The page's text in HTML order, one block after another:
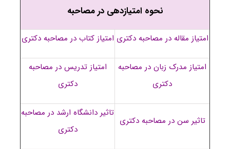
نحوه امتیازدهی در مصاحبه
امتیاز مقاله در مصاحبه دکتری امتیاز کتاب در مصاحبه دکتری
امتیاز مدرک زبان در مصاحبه
دکتری
امتیاز تدریس در مصاحبه
دکتری
تاثیر سن در مصاحبه دکتری
تاثیر دانشگاه ارشد در مصاحبه
دکتری